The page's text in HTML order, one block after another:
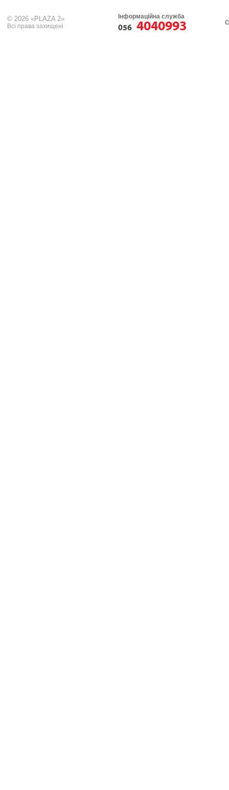
© 2026 «PLAZA 2»
Всі права захищені
Інформаційна служба
056 4040993